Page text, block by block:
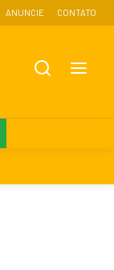
ANUNCIE CONTATO